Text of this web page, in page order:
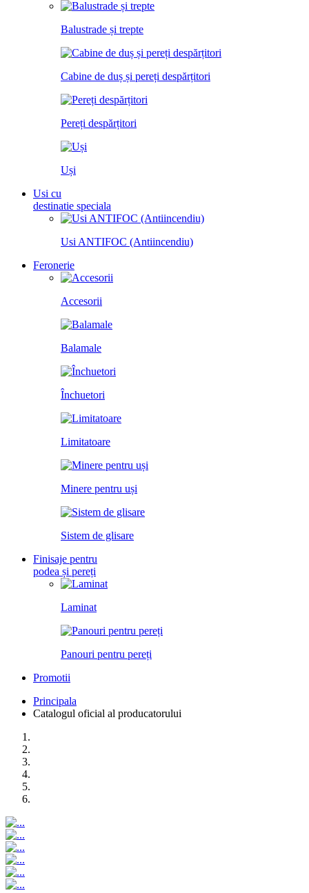
Balustrade și trepte
Cabine de duș și pereți despărțitori
Pereți despărțitori
Uși
Usi cu
destinatie speciala
Usi ANTIFOC (Antiincendiu)
Feronerie
Accesorii
Balamale
Închuetori
Limitatoare
Minere pentru uși
Sistem de glisare
Finisaje pentru
podea și pereți
Laminat
Panouri pentru pereți
Promotii
Principala
Catalogul oficial al producatorului